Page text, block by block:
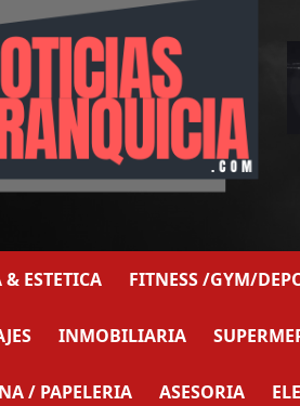
& ESTETICA FITNESS /GYM/
INMOBILIARIA
/ PAPELERIA ASESORIA